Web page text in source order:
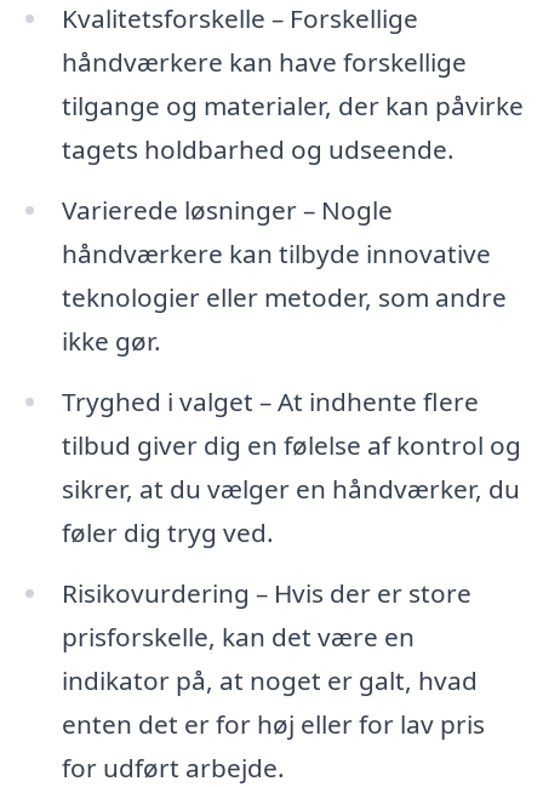
Kvalitetsforskelle – Forskellige
håndværkere kan have forskellige
tilgange og materialer, der kan påvirke
tagets holdbarhed og udseende.
Varierede løsninger – Nogle
håndværkere kan tilbyde innovative
teknologier eller metoder, som andre
ikke gør.
Tryghed i valget – At indhente flere
tilbud giver dig en følelse af kontrol og
sikrer, at du vælger en håndværker, du
føler dig tryg ved.
Risikovurdering – Hvis der er store
prisforskelle, kan det være en
indikator på, at noget er galt, hvad
enten det er for høj eller for lav pris
for udført arbejde.